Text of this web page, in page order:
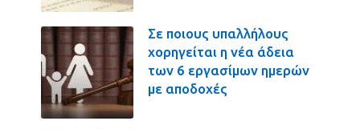
Σε ποιους υπαλλήλους
χορηγείται η νέα άδεια
των 6 εργασίμων ημερών
με αποδοχές